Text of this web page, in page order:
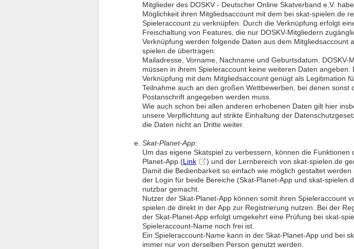
Mitglieder des DOSKV - Deutscher Online Skatverband e.V.
Möglichkeit ihren Mitgliedsaccount mit dem bei skat-spielen.de
Spieleraccount zu verknüpfen. Durch die Verknüpfung erfolgt
Freischaltung von Features, die nur DOSKV-Mitgliedern
Verknüpfung werden folgende Daten aus dem Mitgliedsaccount
spielen.de übertragen:
Mailadresse, Vorname, Nachname und Geburtsdatum. DOSKV-
müssen in ihrem Spieleraccount keine weiteren Daten angeben.
Verknüpfung mit dem Mitgliedsaccount genügt als Legitimation
Teilnahme auch an den großen Wettbewerben, bei denen sonst
Postanschrift angegeben werden muss.
Wie auch schon bei allen anderen erhobenen Daten gilt hier
unsere Verpflichtung auf strikte Einhaltung der
die Daten nicht an Dritte weiter.
Skat-Planet-App:
Um das eigene Skatspiel zu verbessern, können die Funktionen
Planet-App (Link
) und der Lernbereich von skat-spielen.de
Damit die Bedienbarkeit so einfach wie möglich gestaltet werden
der Login für beide Bereiche (Skat-Planet-App und skat-
nutzbar gemacht.
Nutzer der Skat-Planet-App können somit ihren Spieleraccount
spielen.de direkt in der App zur Registrierung nutzen. Bei der
der Skat-Planet-App erfolgt umgekehrt eine Prüfung bei skat-
Spieleraccount-Name noch frei ist.
Ein Spieleraccount-Name kann in der Skat-Planet-App und bei
immer nur von derselben Person genutzt werden.